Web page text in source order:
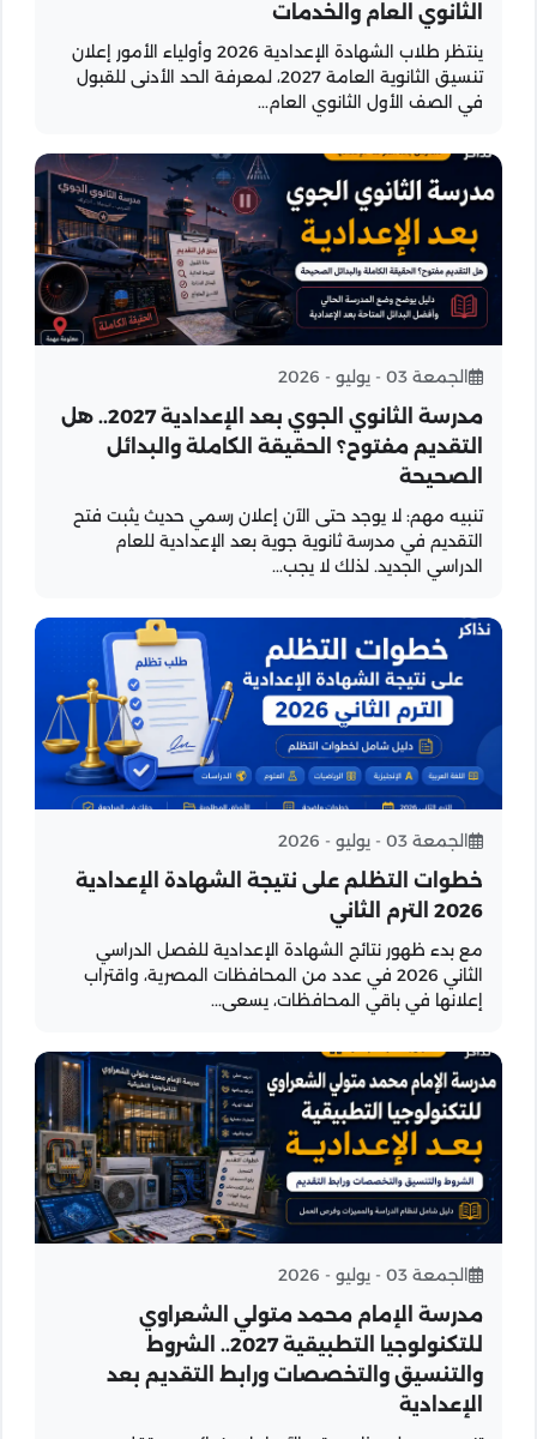
الثانوي العام والخدمات
ينتظر طلاب الشهادة الإعدادية 2026 وأولياء الأمور إعلان
تنسيق الثانوية العامة 2027، لمعرفة الحد الأدنى للقبول
في الصف الأول الثانوي العام...
الجمعة 03 - يوليو - 2026
مدرسة الثانوي الجوي بعد الإعدادية 2027.. هل
التقديم مفتوح؟ الحقيقة الكاملة والبدائل
الصحيحة
تنبيه مهم: لا يوجد حتى الآن إعلان رسمي حديث يثبت فتح
التقديم في مدرسة ثانوية جوية بعد الإعدادية للعام
الدراسي الجديد. لذلك لا يجب...
الجمعة 03 - يوليو - 2026
خطوات التظلم على نتيجة الشهادة الإعدادية
2026 الترم الثاني
مع بدء ظهور نتائج الشهادة الإعدادية للفصل الدراسي
الثاني 2026 في عدد من المحافظات المصرية، واقتراب
إعلانها في باقي المحافظات، يسعى...
الجمعة 03 - يوليو - 2026
مدرسة الإمام محمد متولي الشعراوي
للتكنولوجيا التطبيقية 2027.. الشروط
والتنسيق والتخصصات ورابط التقديم بعد
الإعدادية